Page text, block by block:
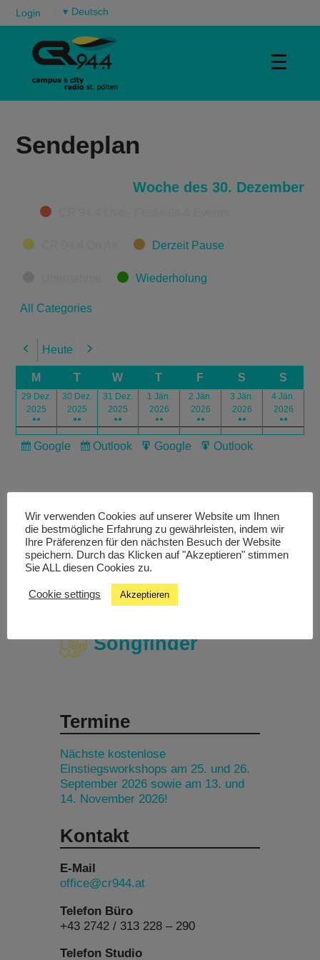
Login ▾
☰
Sendeplan
Woche des 30. Dezember
Categories
Derzeit Pause
Wiederholung
All Categories
Previous
Heute Next
M T W T F S S
29 Dez.
2025
●●
30 Dez.
2025
●●
31 Dez.
2025
●●
1 Jän.
2026
●●
2 Jän.
2026
●●
3 Jän.
2026
●●
4 Jän.
2026
●●
Subscribe
Google
Subscribe
Outlook
Export
Google
Export
Outlook
Livestream
Studiochat
Songfinder
Termine
Nächste kostenlose
Einstiegsworkshops am 25. und 26.
September 2026 sowie am 13. und
14. November 2026!
Kontakt
E-Mail
office@cr944.at
Telefon Büro
+43 2742 / 313 228 – 290
Telefon Studio
Wir verwenden Cookies auf unserer Website um Ihnen
die bestmögliche Erfahrung zu gewährleisten, indem wir
Ihre Präferenzen für den nächsten Besuch der Website
speichern. Durch das Klicken auf "Akzeptieren" stimmen
Sie ALL diesen Cookies zu.
Cookie settings Akzeptieren